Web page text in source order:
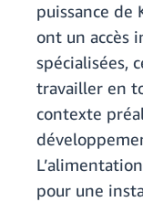
puissance de
ont un accès
spécialisées,
travailler en
contexte
pour une